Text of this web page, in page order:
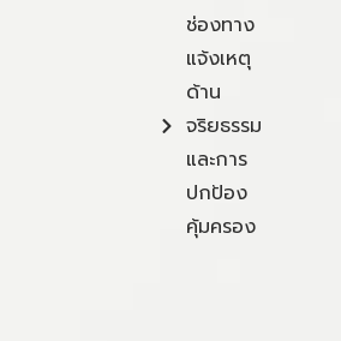
ช่องทาง
แจ้งเหตุ
ด้าน
จริยธรรม
และการ
ปกป้อง
คุ้มครอง